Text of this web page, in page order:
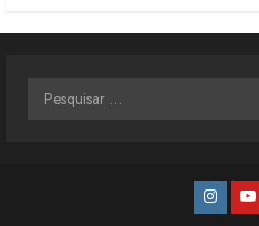
Pesquisar